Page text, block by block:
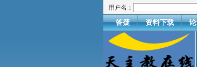
用户名：
答疑 资料下载